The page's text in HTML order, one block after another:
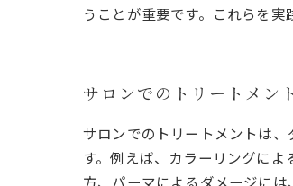
うことが重要です。これらを
サロンでのトリートメン
サロンでのトリートメントは
す。例えば、カラーリングに
方、パーマによるダメージに